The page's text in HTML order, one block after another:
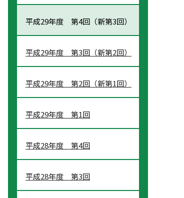
平成29年度 第4回（新第3回）
平成29年度 第3回（新第2回）
平成29年度 第2回（新第1回）
平成29年度 第1回
平成28年度 第4回
平成28年度 第3回